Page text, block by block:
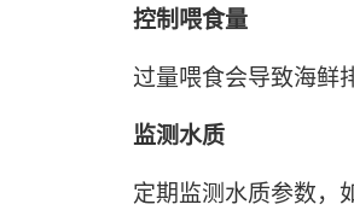
控制喂食量
过量喂食会导致海鲜
监测水质
定期监测水质参数，